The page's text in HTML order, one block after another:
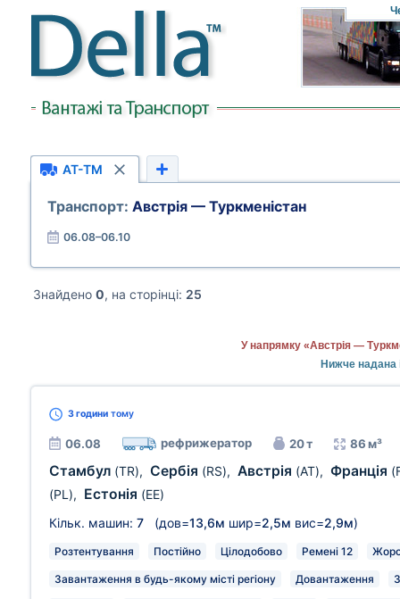
AT-TM
Транспорт: Австрія — Туркменістан
06.08–06.10
Знайдено 0, на сторінці: 25
У напрямку «Австрія —
Нижче надана
3 години тому
06.08 рефрижератор 20 т 86 м³
Стамбул (TR), Сербія (RS), Австрія (AT), Франція
(PL), Естонія (EE)
Кільк. машин: 7 (дов=13,6м шир=2,5м вис=2,9м)
Розтентування Постійно Цілодобово Ремені 12
Завантаження в будь-якому місті регіону Довантаження